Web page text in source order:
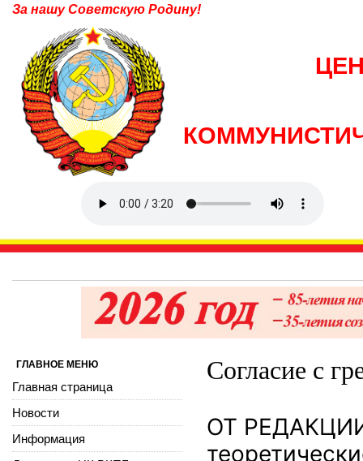
За нашу Советскую Родину!
Согласие с
ОТ
ГЛАВНОЕ МЕНЮ
Главная страница
Новости
Информация